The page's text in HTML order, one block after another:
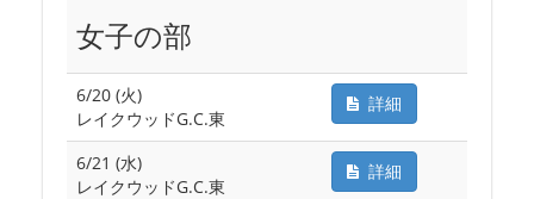
女子の部
6/20 (火)
レイクウッドG.C.東
詳細
6/21 (水)
レイクウッドG.C.東
詳細